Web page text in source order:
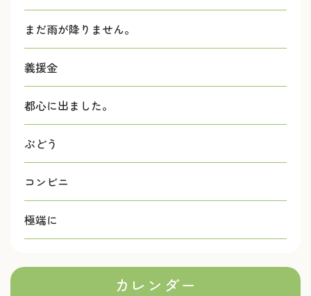
まだ雨が降りません。
義援金
都心に出ました。
ぶどう
コンビニ
極端に
カレンダー